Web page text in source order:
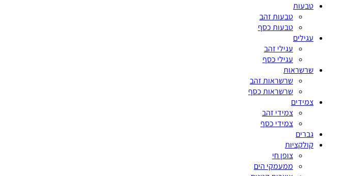
טבעות
טבעות זהב
טבעות כסף
עגילים
עגילי זהב
עגילי כסף
שרשראות
שרשראות זהב
שרשראות כסף
צמידים
צמידי זהב
צמידי כסף
גברים
קולקציות
צופן חי
ממעמקי הים